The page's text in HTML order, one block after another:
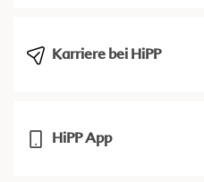
Karriere bei HiPP
HiPP App